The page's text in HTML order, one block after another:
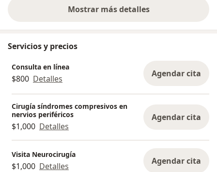
Mostrar más detalles
sobre la experiencia
Servicios y precios
Consulta en línea
$800 Detalles Agendar cita
Cirugía síndromes compresivos en
nervios periféricos
$1,000 Detalles
Agendar cita
Visita Neurocirugía
$1,000 Detalles Agendar cita